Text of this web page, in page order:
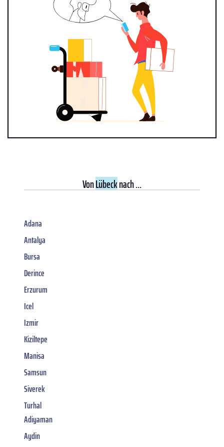
VonLübecknach ...
Adana
Antalya
Bursa
Derince
Erzurum
Icel
Izmir
Kiziltepe
Manisa
Samsun
Siverek
Turhal
Adiyaman
Aydin